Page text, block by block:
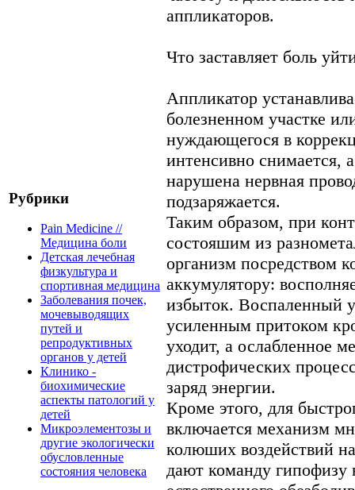
Рубрики
Pain Medicine //
Медицина боли
Детская лечебная
физкультура и
спортивная медицина
Заболевания почек,
мочевыводящих
путей и
репродуктивных
органов у детей
Клинико -
биохимические
аспекты патологий у
детей
Микроэлементозы и
другие экологически
обусловленные
состояния человека
аппликаторов.
Что заставляет боль
Аппликатор
болезненном участке
нуждающегося в
интенсивно снимается,
нарушена нервная
подзаряжается.
Таким образом, при
состояшим из
организм посредством
аккумулятору:
избыток. Воспаленный
усиленным притоком
уходит, а ослабленное
дистрофических
заряд энергии.
Кроме этого, для
включается механизм
колюших воздействий
дают команду гипофизу